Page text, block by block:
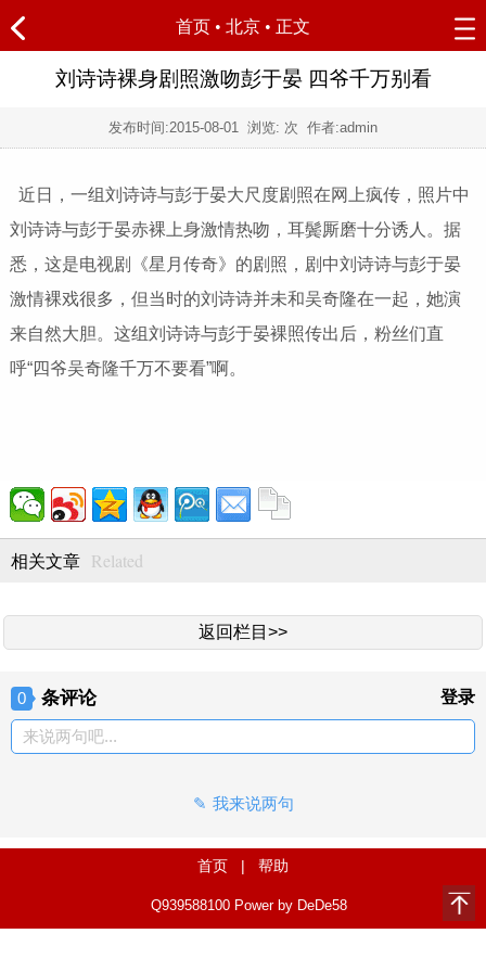
首页 • 北京 • 正文
刘诗诗裸身剧照激吻彭于晏 四爷千万别看
发布时间:2015-08-01 浏览: 次 作者:admin
近日，一组刘诗诗与彭于晏大尺度剧照在网上疯传，照片中
刘诗诗与彭于晏赤裸上身激情热吻，耳鬓厮磨十分诱人。据
悉，这是电视剧《星月传奇》的剧照，剧中刘诗诗与彭于晏
激情裸戏很多，但当时的刘诗诗并未和吴奇隆在一起，她演
来自然大胆。这组刘诗诗与彭于晏裸照传出后，粉丝们直
呼“四爷吴奇隆千万不要看”啊。
相关文章 Related
返回栏目>>
0 条评论 登录
来说两句吧...
我来说两句
首页 | 帮助
Q939588100 Power by DeDe58